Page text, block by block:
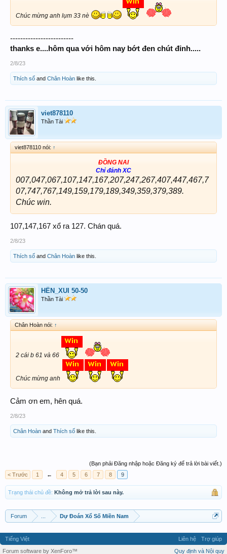
Chúc mừng anh lụm 33 nè
-------------------------
thanks e....hôm qua với hôm nay bớt đen chút đỉnh.....
2/8/23
Thích số and Chân Hoàn like this.
viet878110
Thần Tài
viet878110 nói: ↑
ĐỒNG NAI
Chỉ đánh XC
007,047,067,107,147,167,207,247,267,407,447,467,7
07,747,767,149,159,179,189,349,359,379,389.
Chúc win.
107,147,167 xổ ra 127. Chán quá.
2/8/23
Thích số and Chân Hoàn like this.
HÊN_XUI 50-50
Thần Tài
Chân Hoàn nói: ↑
2 cái b 61 và 66
Chúc mừng anh
Cảm ơn em, hên quá.
2/8/23
Chân Hoàn and Thích số like this.
(Bạn phải Đăng nhập hoặc Đăng ký để trả lời bài viết.)
< Trước
1 ← 4 5 6 7 8 9
Trạng thái chủ đề: Không mở trả lời sau này.
Forum Dự Đoán Xổ Số Miền Nam
Tiếng Việt Liên hệ
Trợ giúp
Quy định và Nội quy
Forum software by XenForo™